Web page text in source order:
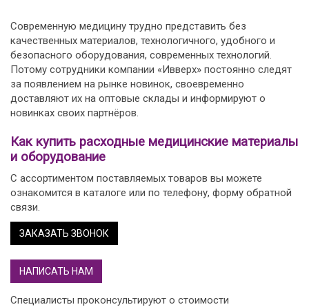
Современную медицину трудно представить без
качественных материалов, технологичного, удобного и
безопасного оборудования, современных технологий.
Потому сотрудники компании «Ивверх» постоянно следят
за появлением на рынке новинок, своевременно
доставляют их на оптовые склады и информируют о
новинках своих партнёров.
Как купить расходные медицинские материалы
и оборудование
С ассортиментом поставляемых товаров вы можете
ознакомится в каталоге или по телефону, форму обратной
связи.
ЗАКАЗАТЬ ЗВОНОК
НАПИСАТЬ НАМ
Специалисты проконсультируют о стоимости